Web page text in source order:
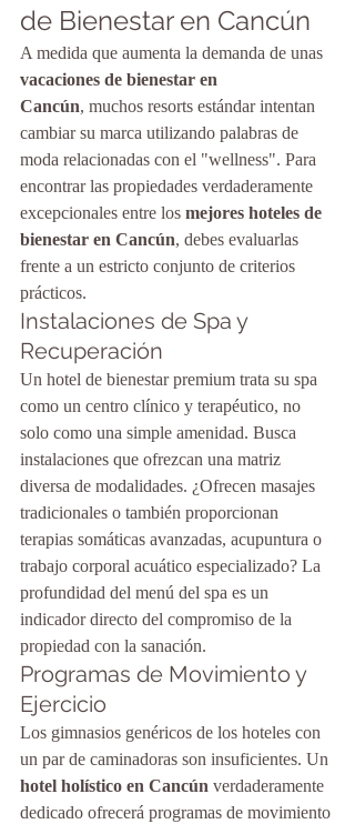
de Bienestar en Cancún
A medida que aumenta la demanda de unas
vacaciones de bienestar en
Cancún, muchos resorts estándar intentan
cambiar su marca utilizando palabras de
moda relacionadas con el "wellness". Para
encontrar las propiedades verdaderamente
excepcionales entre los mejores hoteles de
bienestar en Cancún, debes evaluarlas
frente a un estricto conjunto de criterios
prácticos.
Instalaciones de Spa y
Recuperación
Un hotel de bienestar premium trata su spa
como un centro clínico y terapéutico, no
solo como una simple amenidad. Busca
instalaciones que ofrezcan una matriz
diversa de modalidades. ¿Ofrecen masajes
tradicionales o también proporcionan
terapias somáticas avanzadas, acupuntura o
trabajo corporal acuático especializado? La
profundidad del menú del spa es un
indicador directo del compromiso de la
propiedad con la sanación.
Programas de Movimiento y
Ejercicio
Los gimnasios genéricos de los hoteles con
un par de caminadoras son insuficientes. Un
hotel holístico en Cancún verdaderamente
dedicado ofrecerá programas de movimiento